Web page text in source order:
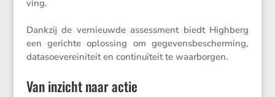
ving.
Dankzij de vernieuwde assess­ment biedt Highberg
een gerichte oplos­sing om gegevens­be­scher­ming,
datasoe­ve­rei­ni­teit en conti­nu­ï­teit te waarborgen.
Van inzicht naar actie